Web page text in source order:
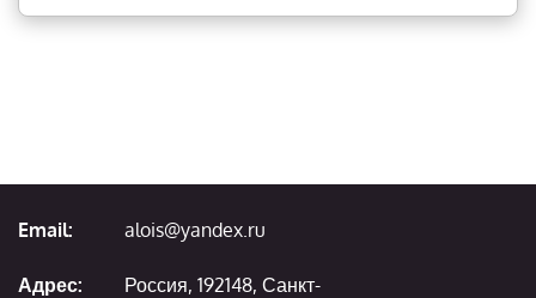
Email: alois@yandex.ru
Адрес:
Россия, 192148, Санкт-